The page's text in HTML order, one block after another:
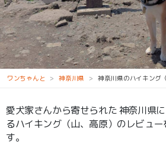
金時山
ワンちゃんと 神奈川県 神奈川県のハイキング
愛犬家さんから寄せられた 神奈川県
るハイキング（山、高原）のレビュ
す。